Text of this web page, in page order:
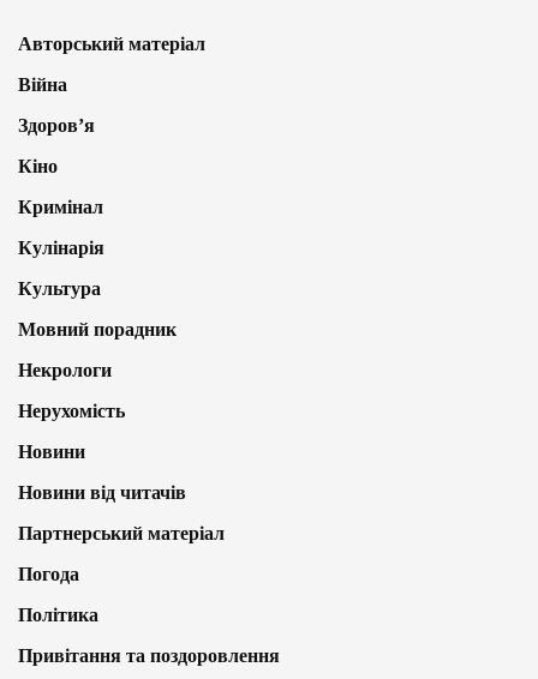
Авторський матеріал
Війна
Здоров’я
Кіно
Кримінал
Кулінарія
Культура
Мовний порадник
Некрологи
Нерухомість
Новини
Новини від читачів
Партнерський матеріал
Погода
Політика
Привітання та поздоровлення